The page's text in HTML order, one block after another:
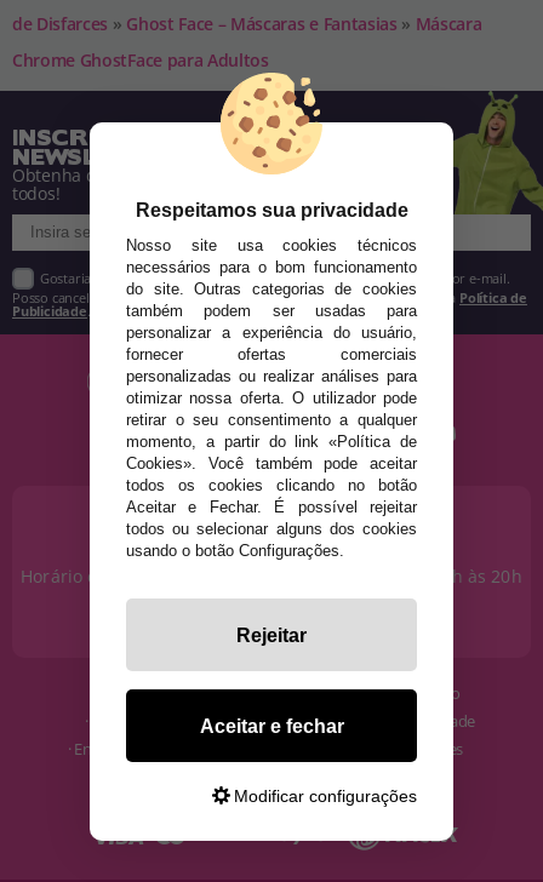
de Disfarces » Ghost Face – Máscaras e Fantasias » Máscara
Chrome GhostFace para Adultos
INSCREVA-SE NA NOSSA
NEWSLETTER
Obtenha descontos e saiba de tudo antes de
todos!
Gostaria de receber descontos exclusivos, novidades e tendências por e-mail.
Posso cancelar a inscrição a qualquer momento, conforme estipulado na Política de
Publicidade
PRECISA DE AJUDA?
915 793 695
Horário de segunda a sexta das 10h às 14h e das 17h às 20h
info@disfracestuyyo.pt
· Quem somos
· Como comprar
· Envios e Devoluções
· Condições de uso
· Política de Privacidade
· Política de Cookies
Respeitamos sua privacidade
Nosso site usa cookies técnicos
necessários para o bom funcionamento
do site. Outras categorias de cookies
também podem ser usadas para
personalizar a experiência do usuário,
fornecer ofertas comerciais
personalizadas ou realizar análises para
otimizar nossa oferta. O utilizador pode
retirar o seu consentimento a qualquer
momento, a partir do link «Política de
Cookies». Você também pode aceitar
todos os cookies clicando no botão
Aceitar e Fechar. É possível rejeitar
todos ou selecionar alguns dos cookies
usando o botão Configurações.
Rejeitar
Aceitar e fechar
Modificar configurações